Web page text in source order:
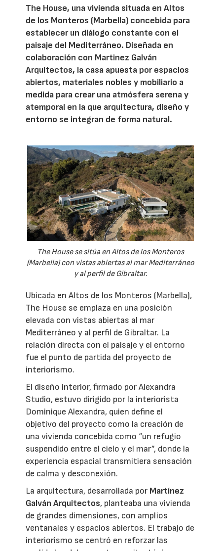
The House, una vivienda situada en Altos
de los Monteros (Marbella) concebida para
establecer un diálogo constante con el
paisaje del Mediterráneo. Diseñada en
colaboración con Martinez Galván
Arquitectos, la casa apuesta por espacios
abiertos, materiales nobles y mobiliario a
medida para crear una atmósfera serena y
atemporal en la que arquitectura, diseño y
entorno se integran de forma natural.
The House se sitúa en Altos de los Monteros
(Marbella) con vistas abiertas al mar Mediterráneo
y al perfil de Gibraltar.
Ubicada en Altos de los Monteros (Marbella),
The House se emplaza en una posición
elevada con vistas abiertas al mar
Mediterráneo y al perfil de Gibraltar. La
relación directa con el paisaje y el entorno
fue el punto de partida del proyecto de
interiorismo.
El diseño interior, firmado por Alexandra
Studio, estuvo dirigido por la interiorista
Dominique Alexandra, quien define el
objetivo del proyecto como la creación de
una vivienda concebida como “un refugio
suspendido entre el cielo y el mar”, donde la
experiencia espacial transmitiera sensación
de calma y desconexión.
La arquitectura, desarrollada por Martínez
Galván Arquitectos, planteaba una vivienda
de grandes dimensiones, con amplios
ventanales y espacios abiertos. El trabajo de
interiorismo se centró en reforzar las